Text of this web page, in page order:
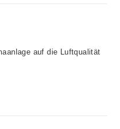
auf die Luftqualität